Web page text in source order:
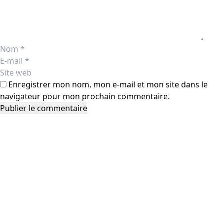
Nom
Enregistrer mon nom, mon e-mail et mon site dans le
navigateur pour mon prochain commentaire.